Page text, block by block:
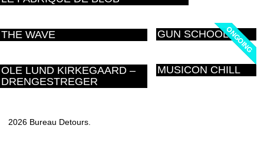
THE WAVE ONGOING
ONGOING
GUN SCHOOL
OLE LUND KIRKEGAARD –
DRENGESTREGER
MUSICON CHILL
2026 Bureau Detours.